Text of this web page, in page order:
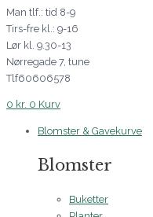
Man tlf.: tid 8-9
Tirs-fre kl.: 9-16
Lør kl. 9.30-13
Nørregade 7, tune
Tlf60606578
0 kr. 0 Kurv
Blomster & Gavekurve
Blomster
Buketter